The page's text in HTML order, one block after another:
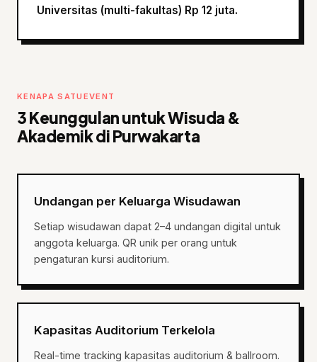
Universitas (multi-fakultas) Rp 12 juta.
KENAPA SATUEVENT
3 Keunggulan untuk Wisuda &
Akademik di Purwakarta
Undangan per Keluarga Wisudawan
Setiap wisudawan dapat 2–4 undangan digital untuk
anggota keluarga. QR unik per orang untuk
pengaturan kursi auditorium.
Kapasitas Auditorium Terkelola
Real-time tracking kapasitas auditorium & ballroom.